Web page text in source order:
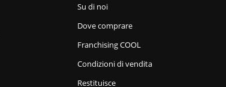
Su di noi
Dove comprare
Franchising COOL
Condizioni di vendita
Restituisce